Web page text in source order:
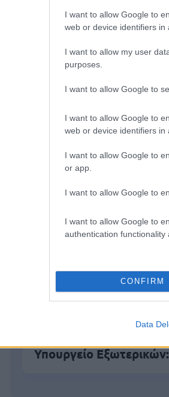
I want to allow Google to
web or device identifiers in
I want to allow my user
purposes.
I want to allow Google to
I want to allow Google to
web or device identifiers in
I want to allow Google to
or app.
I want to allow Google to
I want to allow Google to
authentication functionality
CONFIRM
Data
Μάθε πρώτος όλες
Βάλε το proson.gr
Δημοφιλείς
Ανοικτές 1.779
ΥΠΕΣ:
Προσλήψεις
Υπουργείο